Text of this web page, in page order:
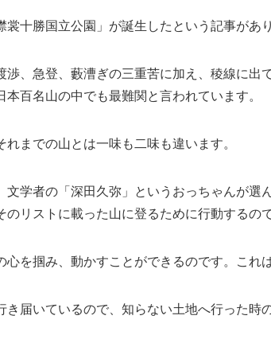
十勝国立公園」が誕生したという記事があ
渉、急登、藪漕ぎの三重苦に加え、稜線に出
百名山の中でも最難関と言われています。
までの山とは一味も二味も違います。
文学者の「深田久弥」というおっちゃんが選
リストに載った山に登るために行動するので
を掴み、動かすことができるのです。これ
届いているので、知らない土地へ行った時